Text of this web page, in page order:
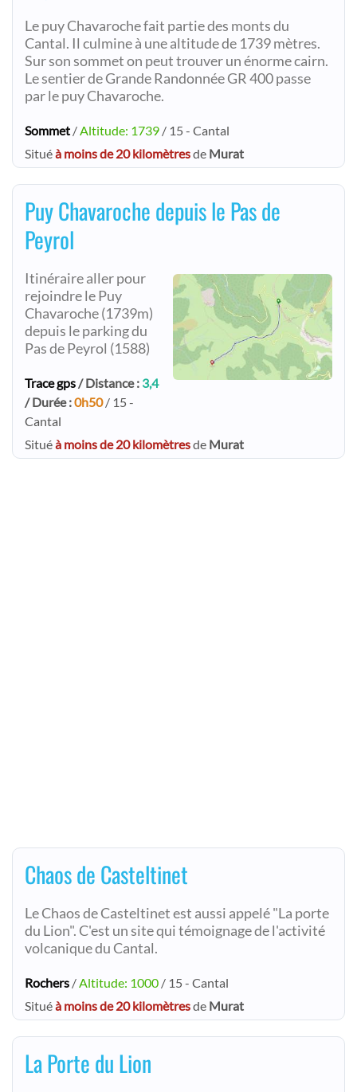
Le puy Chavaroche fait partie des monts du
Cantal. Il culmine à une altitude de 1739 mètres.
Sur son sommet on peut trouver un énorme cairn.
Le sentier de Grande Randonnée GR 400 passe
par le puy Chavaroche.
Sommet /Altitude: 1739 / 15 - Cantal
Situéà moins de 20 kilomètresde Murat
Puy Chavaroche depuis le Pas de
Peyrol
Itinéraire aller pour
rejoindre le Puy
Chavaroche (1739m)
depuis le parking du
Pas de Peyrol (1588)
Trace gps/ Distance : 3,4
/ Durée :0h50/ 15 -
Cantal
Situéà moins de 20 kilomètresde Murat
Chaos de Casteltinet
Le Chaos de Casteltinet est aussi appelé "La porte
du Lion". C'est un site qui témoignage de l'activité
volcanique du Cantal.
Rochers /Altitude: 1000 / 15 - Cantal
Situéà moins de 20 kilomètresde Murat
La Porte du Lion